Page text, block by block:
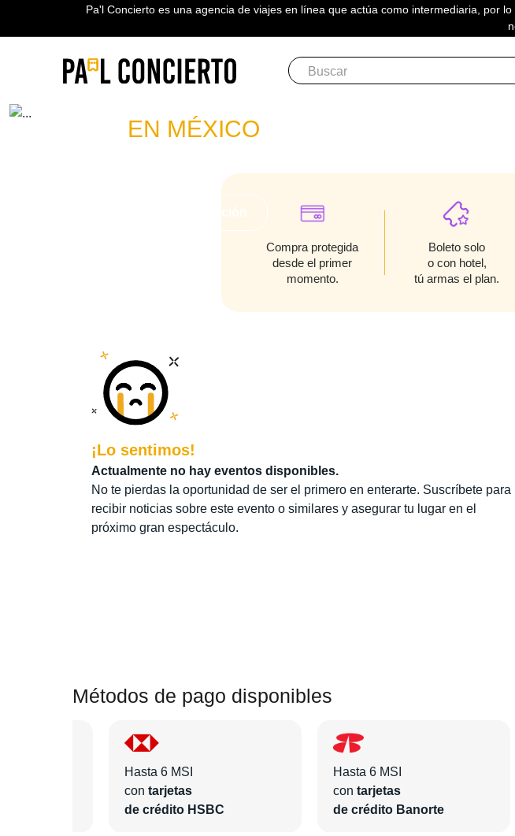
Pa'l Concierto es una agencia de viajes en línea que actúa como intermediaria, por
Boletos
FABIO LIONE
EN MÉXICO
Compra protegida
desde el primer
momento.
Boleto solo
o con hotel,
tú armas el plan.
¡Lo sentimos!
Actualmente no hay eventos disponibles.
No te pierdas la oportunidad de ser el primero en enterarte. Suscríbete para
recibir noticias sobre este evento o similares y asegurar tu lugar en el
próximo gran espectáculo.
Métodos de pago disponibles
Hasta 6 MSI
con tarjetas
de crédito HSBC
Hasta 6 MSI
con tarjetas
de crédito Banorte